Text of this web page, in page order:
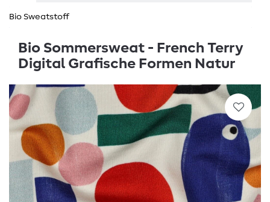
Bio Sweatstoff
Bio Sommersweat - French Terry
Digital Grafische Formen Natur